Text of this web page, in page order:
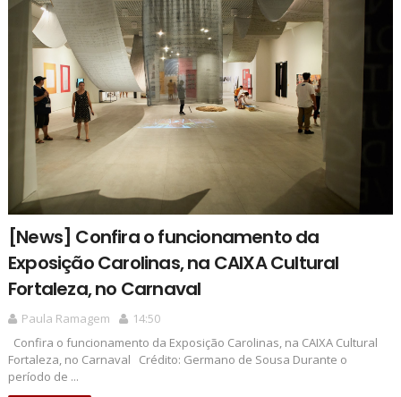
[News] Confira o funcionamento da
Exposição Carolinas, na CAIXA Cultural
Fortaleza, no Carnaval
Paula Ramagem
14:50
Confira o funcionamento da Exposição Carolinas, na CAIXA Cultural
Fortaleza, no Carnaval Crédito: Germano de Sousa Durante o
período de ...